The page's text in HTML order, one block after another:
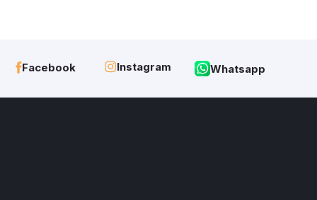
Facebook Instagram Whatsapp